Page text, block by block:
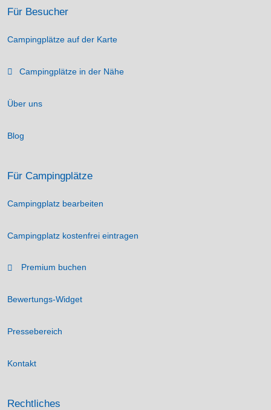
Für Besucher
Campingplätze auf der Karte
Campingplätze in der Nähe
Über uns
Blog
Für Campingplätze
Campingplatz bearbeiten
Campingplatz kostenfrei eintragen
Premium buchen
Bewertungs-Widget
Pressebereich
Kontakt
Rechtliches